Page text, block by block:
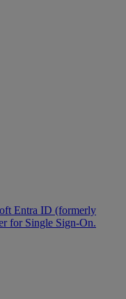
Entra ID (formerly
for Single Sign-On.